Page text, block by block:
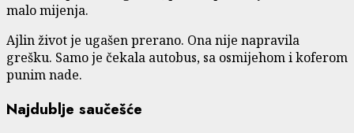
malo mijenja.
Ajlin život je ugašen prerano. Ona nije napravila
grešku. Samo je čekala autobus, sa osmijehom i koferom
punim nade.
Najdublje saučešće